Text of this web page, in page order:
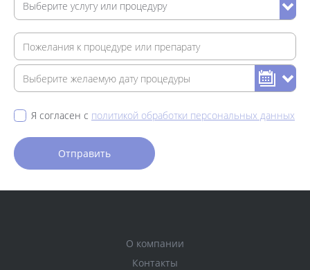
Я согласен с политикой обработки персональных данных
О компании
Контакты